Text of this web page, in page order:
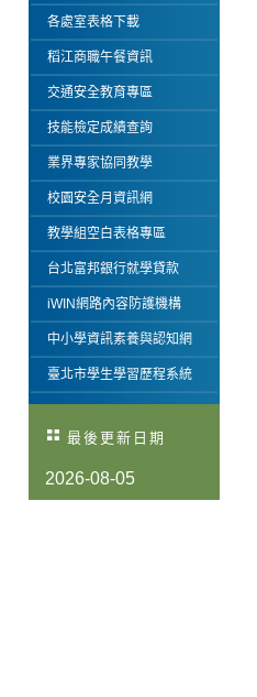
各處室表格下載
稻江商職午餐資訊
交通安全教育專區
技能檢定成績查詢
業界專家協同教學
校園安全月資訊網
教學組空白表格專區
台北富邦銀行就學貸款
iWIN網路內容防護機構
中小學資訊素養與認知網
臺北市學生學習歷程系統
最後更新日期
2026-08-05